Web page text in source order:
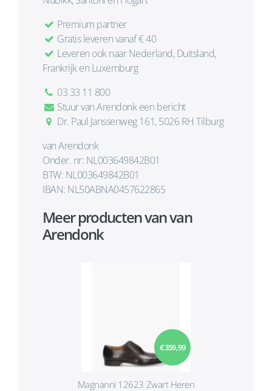
Premium partner
Gratis leveren vanaf € 40
Leveren ook naar Nederland, Duitsland,
Frankrijk en Luxemburg
03 33 11 800
Stuur van Arendonk een bericht
Dr. Paul Janssenweg 161, 5026 RH Tilburg
van Arendonk
Onder. nr: NL003649842B01
BTW: NL003649842B01
IBAN: NL50ABNA0457622865
Meer producten van van
Arendonk
€ 359,99
Magnanni 12623 Zwart Heren